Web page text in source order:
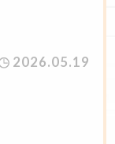
2026.05.19